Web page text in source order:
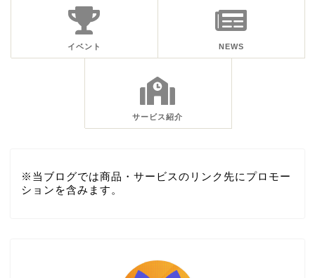
イベント NEWS
サービス紹介
※当ブログでは商品・サービスのリンク先にプロモー
ションを含みます。